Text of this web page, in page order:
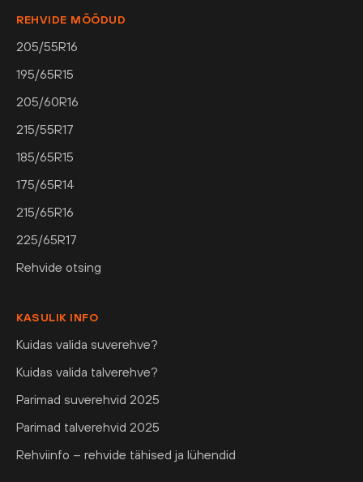
REHVIDE MÕÕDUD
205/55R16
195/65R15
205/60R16
215/55R17
185/65R15
175/65R14
215/65R16
225/65R17
Rehvide otsing
KASULIK INFO
Kuidas valida suverehve?
Kuidas valida talverehve?
Parimad suverehvid 2025
Parimad talverehvid 2025
Rehviinfo – rehvide tähised ja lühendid